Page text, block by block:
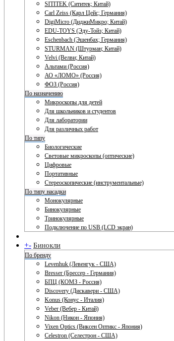
SITITEK (Сититек; Китай)
Carl Zeiss (Карл Цейс; Германия)
DigiMicro (ДиджиМикро; Китай)
EDU-TOYS (Эду-Тойз; Китай)
Eschenbach (Эшенбах; Германия)
STURMAN (Штурман; Китай)
Velvi (Велви; Китай)
Альтами (Россия)
АО «ЛОМО» (Россия)
ФОЗ (Россия)
По назначению
Микроскопы для детей
Для школьников и студентов
Для лаборатории
Для различных работ
По типу
Биологические
Световые микроскопы (оптические)
Цифровые
Портативные
Стереоскопические (инструментальные)
По типу насадки
Монокулярные
Бинокулярные
Тринокулярные
Подключение по USB (LCD экран)
+- Бинокли
По бренду
Levenhuk (Левенгук - США)
Bresser (Брессер - Германия)
БПЦ (КОМЗ - Россия)
Discovery (Дискавери - США)
Konus (Конус - Италия)
Veber (Вебер - Китай)
Nikon (Никон - Япония)
Vixen Optics (Виксен Оптикс - Япония)
Celestron (Селестрон - США)